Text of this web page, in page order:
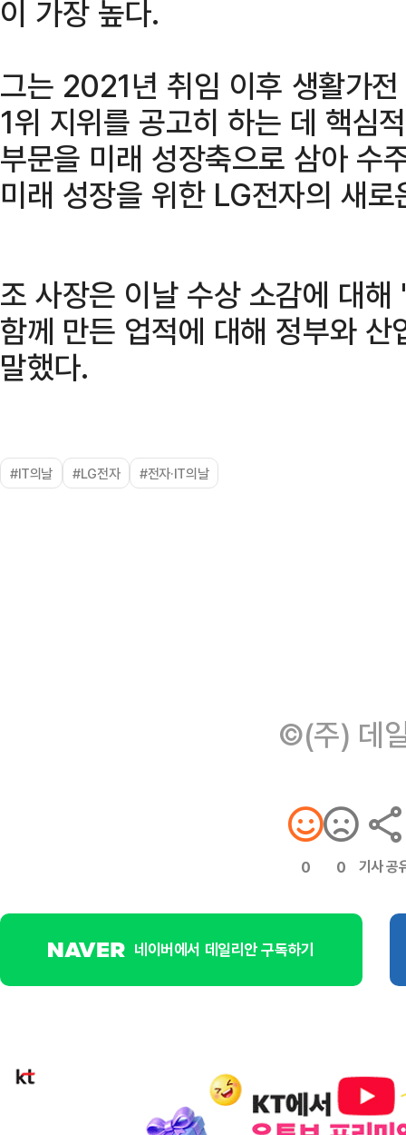
이 가장 높다.
그는 2021년 취임 이후 생활가
1위 지위를 공고히 하는 데 핵심
부문을 미래 성장축으로 삼아 수
미래 성장을 위한 LG전자의 새
조 사장은 이날 수상 소감에 대
함께 만든 업적에 대해 정부와
말했다.
#IT의날 #LG전자 #전자·IT의날
©(주) 데
0 0 기사 공
네이버에서 데일리안 구독하기